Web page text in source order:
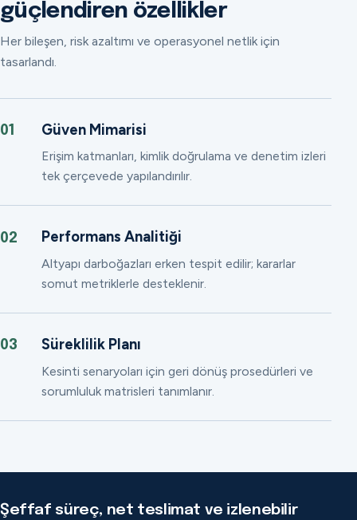
güçlendiren özellikler
Her bileşen, risk azaltımı ve operasyonel netlik için
tasarlandı.
01 Güven Mimarisi
Erişim katmanları, kimlik doğrulama ve denetim izleri
tek çerçevede yapılandırılır.
02 Performans Analitiği
Altyapı darboğazları erken tespit edilir; kararlar
somut metriklerle desteklenir.
03 Süreklilik Planı
Kesinti senaryoları için geri dönüş prosedürleri ve
sorumluluk matrisleri tanımlanır.
Şeffaf süreç, net teslimat ve izlenebilir